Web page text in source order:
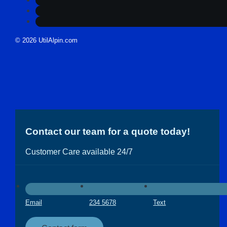
© 2026 UtilAlpin.com
Contact our team for a quote today!
Customer Care available 24/7
Email 234 5678 Text